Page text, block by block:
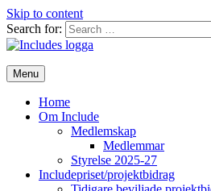
Skip to content
Search for:
Menu
Home
Om Include
Medlemskap
Medlemmar
Styrelse 2025-27
Includepriset/projektbidrag